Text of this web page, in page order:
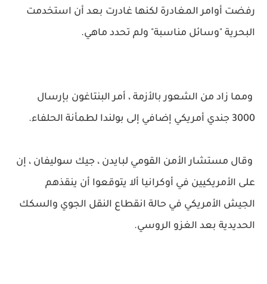
رفضت أوامر المغادرة لكنها غادرت بعد أن استخدمت
البحرية "وسائل مناسبة" ولم تحدد ماهي.
ومما زاد من الشعور بالأزمة ، أمر البنتاغون بإرسال
3000 جندي أمريكي إضافي إلى بولندا لطمأنة الحلفاء.
وقال مستشار الأمن القومي لبايدن ، جيك سوليفان ، إن
على الأمريكيين في أوكرانيا ألا يتوقعوا أن ينقذهم
الجيش الأمريكي في حالة انقطاع النقل الجوي والسكك
الحديدية بعد الغزو الروسي.